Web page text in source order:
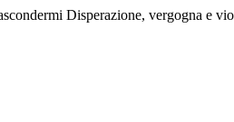
Disperazione, vergogna e